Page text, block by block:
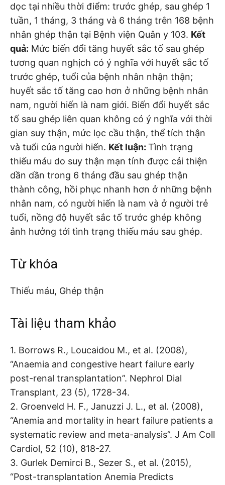
dọc tại nhiều thời điểm: trước ghép, sau ghép 1
tuần, 1 tháng, 3 tháng và 6 tháng trên 168 bệnh
nhân ghép thận tại Bệnh viện Quân y 103. Kết
quả: Mức biến đổi tăng huyết sắc tố sau ghép
tương quan nghịch có ý nghĩa với huyết sắc tố
trước ghép, tuổi của bệnh nhân nhận thận;
huyết sắc tố tăng cao hơn ở những bệnh nhân
nam, người hiến là nam giới. Biến đổi huyết sắc
tố sau ghép liên quan không có ý nghĩa với thời
gian suy thận, mức lọc cầu thận, thể tích thận
và tuổi của người hiến. Kết luận: Tình trạng
thiếu máu do suy thận mạn tính được cải thiện
dần dần trong 6 tháng đầu sau ghép thận
thành công, hồi phục nhanh hơn ở những bệnh
nhân nam, có người hiến là nam và ở người trẻ
tuổi, nồng độ huyết sắc tố trước ghép không
ảnh hưởng tới tình trạng thiếu máu sau ghép.
Từ khóa
Thiếu máu, Ghép thận
Tài liệu tham khảo
1. Borrows R., Loucaidou M., et al. (2008),
“Anaemia and congestive heart failure early
post-renal transplantation”. Nephrol Dial
Transplant, 23 (5), 1728-34.
2. Groenveld H. F., Januzzi J. L., et al. (2008),
“Anemia and mortality in heart failure patients a
systematic review and meta-analysis”. J Am Coll
Cardiol, 52 (10), 818-27.
3. Gurlek Demirci B., Sezer S., et al. (2015),
“Post-transplantation Anemia Predicts